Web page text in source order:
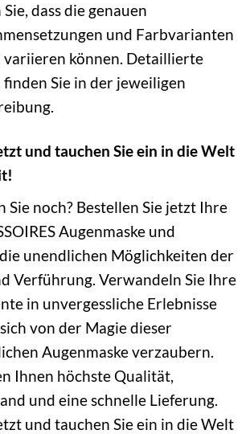
dass die genauen
und Farbvarianten
variieren können. Detaillierte
Sie in der jeweiligen
und tauchen Sie ein in die Welt
noch? Bestellen Sie jetzt Ihre
Augenmaske und
unendlichen Möglichkeiten der
Verführung. Verwandeln Sie Ihre
in unvergessliche Erlebnisse
von der Magie dieser
Augenmaske verzaubern.
Ihnen höchste Qualität,
und eine schnelle Lieferung.
und tauchen Sie ein in die Welt